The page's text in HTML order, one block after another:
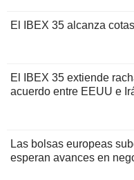
El IBEX 35 alcanza
El IBEX 35 extiende
acuerdo entre EEUU e
Las bolsas europeas
esperan avances en